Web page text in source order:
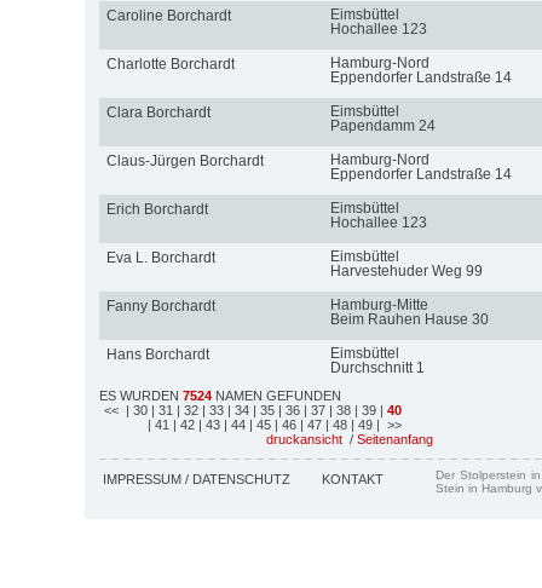
Caroline Borchardt
Eimsbüttel
Hochallee 123
Charlotte Borchardt
Hamburg-Nord
Eppendorfer Landstraße 14
Clara Borchardt
Eimsbüttel
Papendamm 24
Claus-Jürgen Borchardt
Hamburg-Nord
Eppendorfer Landstraße 14
Erich Borchardt
Eimsbüttel
Hochallee 123
Eva L. Borchardt
Eimsbüttel
Harvestehuder Weg 99
Fanny Borchardt
Hamburg-Mitte
Beim Rauhen Hause 30
Hans Borchardt
Eimsbüttel
Durchschnitt 1
ES WURDEN 7524 NAMEN GEFUNDEN
<< | 30 | 31 | 32 | 33 | 34 | 35 | 36 | 37 | 38 | 39 | 40
| 41 | 42 | 43 | 44 | 45 | 46 | 47 | 48 | 49 | >>
druckansicht / Seitenanfang
IMPRESSUM / DATENSCHUTZ KONTAKT
Der Stolperstein
Stein in Hamburg